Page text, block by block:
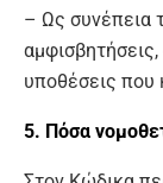
– Ως συνέπεια
αμφισβητήσεις,
υποθέσεις που
5. Πόσα